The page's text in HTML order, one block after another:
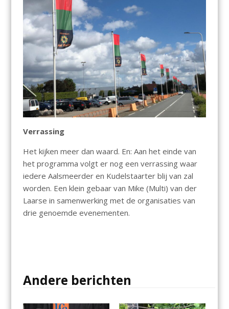
Verrassing
Het kijken meer dan waard. En: Aan het einde van
het programma volgt er nog een verrassing waar
iedere Aalsmeerder en Kudelstaarter blij van zal
worden. Een klein gebaar van Mike (Multi) van der
Laarse in samenwerking met de organisaties van
drie genoemde evenementen.
Andere berichten